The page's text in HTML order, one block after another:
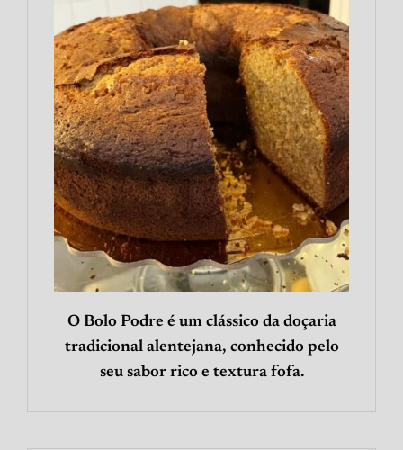
O Bolo Podre é um clássico da doçaria
tradicional alentejana, conhecido pelo
seu sabor rico e textura fofa.